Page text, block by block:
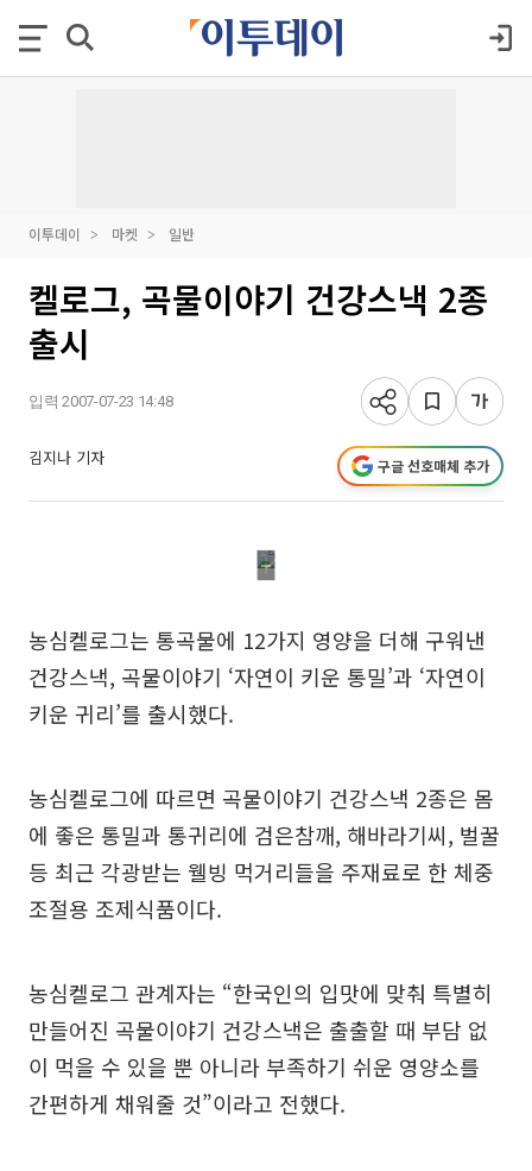
이투데이 마켓 일반
켈로그, 곡물이야기 건강스낵 2종
출시
입력 2007-07-23 14:48
김지나 기자 구글 선호매체 추가
농심켈로그는 통곡물에 12가지 영양을 더해 구워낸
건강스낵, 곡물이야기 ‘자연이 키운 통밀’과 ‘자연이
키운 귀리’를 출시했다.
농심켈로그에 따르면 곡물이야기 건강스낵 2종은 몸
에 좋은 통밀과 통귀리에 검은참깨, 해바라기씨, 벌꿀
등 최근 각광받는 웰빙 먹거리들을 주재료로 한 체중
조절용 조제식품이다.
농심켈로그 관계자는 “한국인의 입맛에 맞춰 특별히
만들어진 곡물이야기 건강스낵은 출출할 때 부담 없
이 먹을 수 있을 뿐 아니라 부족하기 쉬운 영양소를
간편하게 채워줄 것”이라고 전했다.